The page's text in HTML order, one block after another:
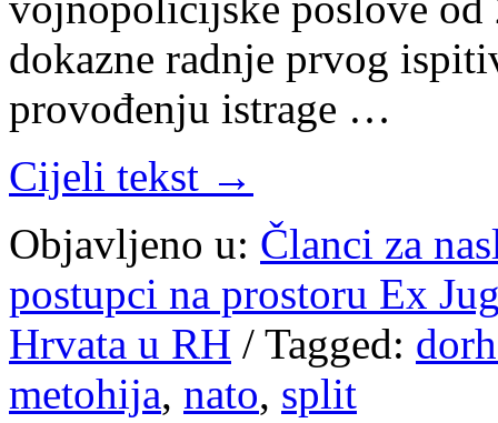
dokazne radnje prvog
provođenju istrage …
Cijeli tekst →
Objavljeno u: Članci za
postupci na prostoru Ex
Hrvata u RH / Tagged:
metohija, nato, split